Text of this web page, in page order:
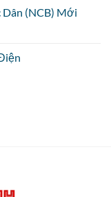
Dân (NCB) Mới